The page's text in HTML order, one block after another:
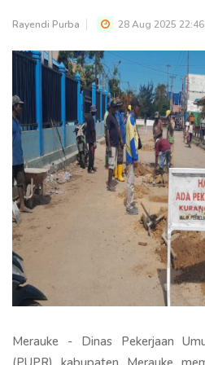
Rayendi Purba 28 Aug 2025 22:46
Merauke - Dinas Pekerjaan